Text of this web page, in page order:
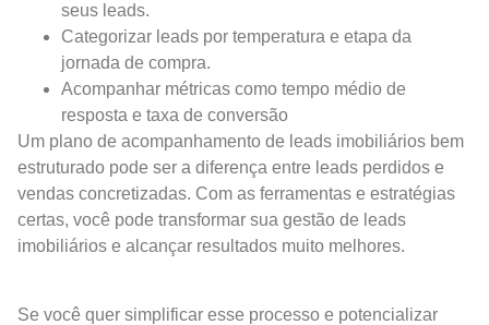
seus leads.
Categorizar leads por temperatura e etapa da
jornada de compra.
Acompanhar métricas como tempo médio de
resposta e taxa de conversão
Um plano de acompanhamento de leads imobiliários bem
estruturado pode ser a diferença entre leads perdidos e
vendas concretizadas. Com as ferramentas e estratégias
certas, você pode transformar sua gestão de leads
imobiliários e alcançar resultados muito melhores.
Se você quer simplificar esse processo e potencializar